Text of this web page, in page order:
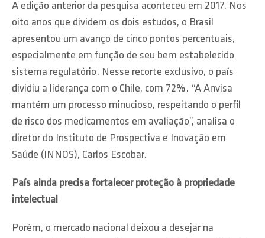
A edição anterior da pesquisa aconteceu em 2017. Nos
oito anos que dividem os dois estudos, o Brasil
apresentou um avanço de cinco pontos percentuais,
especialmente em função de seu bem estabelecido
sistema regulatório. Nesse recorte exclusivo, o país
dividiu a liderança com o Chile, com 72%. “A Anvisa
mantém um processo minucioso, respeitando o perfil
de risco dos medicamentos em avaliação”, analisa o
diretor do Instituto de Prospectiva e Inovação em
Saúde (INNOS), Carlos Escobar.
País ainda precisa fortalecer proteção à propriedade
intelectual
Porém, o mercado nacional deixou a desejar na